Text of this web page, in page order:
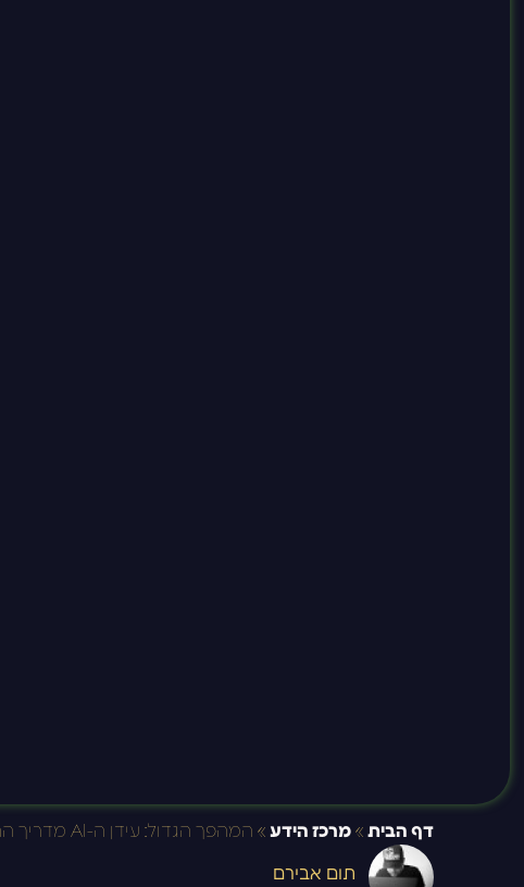
דף הבית »מרכז הידע » המהפך הגדול: עידן ה-AI מדריך ההישרדות וההצלחה שלך כמהפכן דיגיטלי ב-2026
תום אבירם